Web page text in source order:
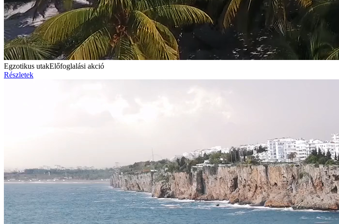
Egzotikus utakElőfoglalási akció
Részletek